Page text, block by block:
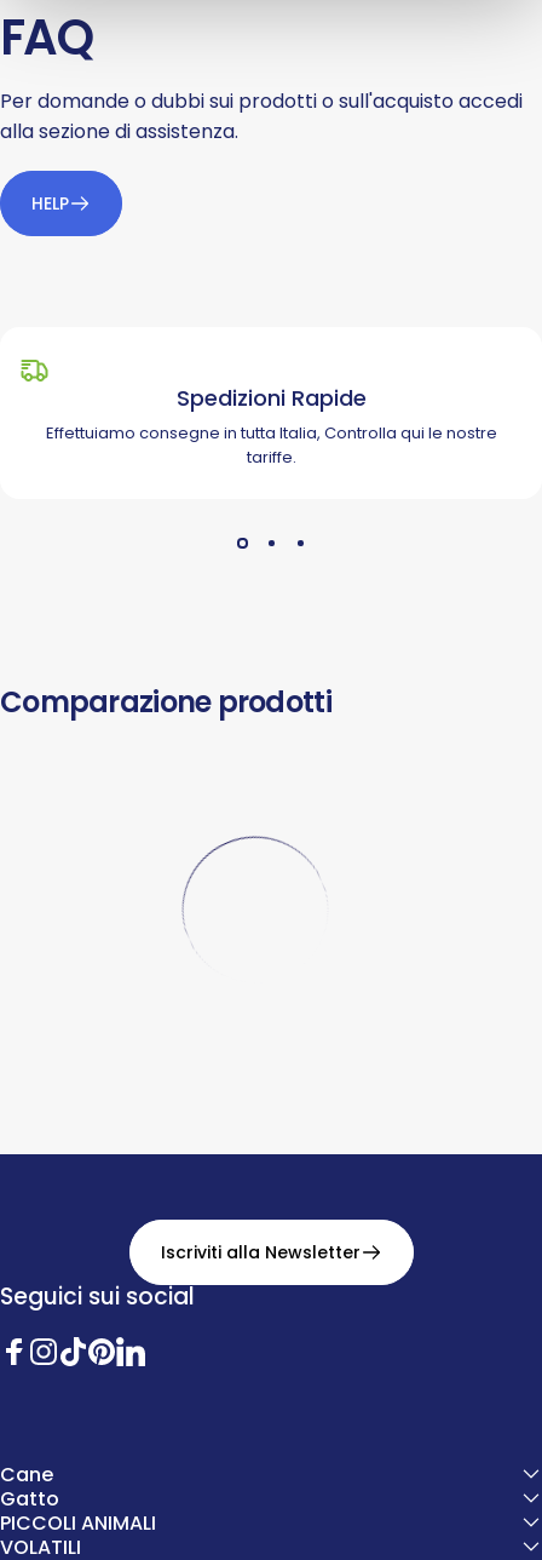
FAQ
Per domande o dubbi sui prodotti o sull'acquisto accedi
alla sezione di assistenza.
HELP
Spedizioni Rapide
Effettuiamo consegne in tutta Italia, Controlla qui le nostre
tariffe.
Comparazione prodotti
Iscriviti alla Newsletter
Seguici sui social
Cane
Gatto
PICCOLI ANIMALI
VOLATILI